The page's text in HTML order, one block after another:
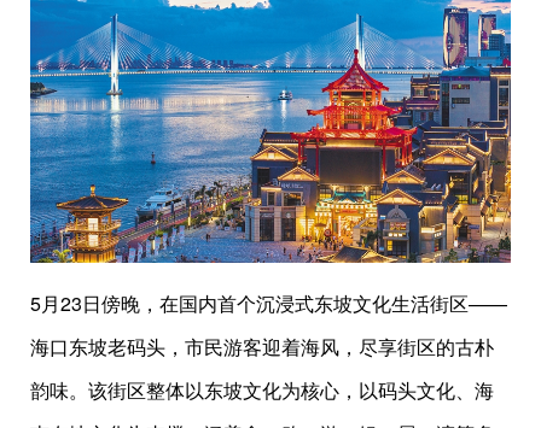
5月23日傍晚，在国内首个沉浸式东坡文化生活街区——
海口东坡老码头，市民游客迎着海风，尽享街区的古朴
韵味。该街区整体以东坡文化为核心，以码头文化、海